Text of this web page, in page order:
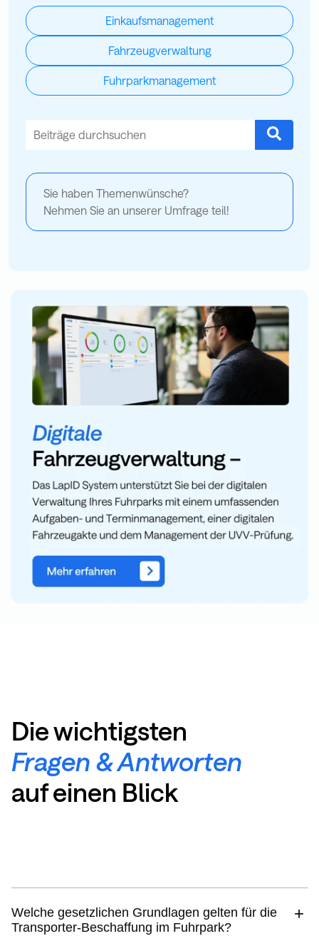
Einkaufsmanagement
Fahrzeugverwaltung
Fuhrparkmanagement
Dies ist ein Suchfeld mit einer automatischen
Sie haben Themenwünsche?
Nehmen Sie an unserer Umfrage teil!
Die wichtigsten
Fragen & Antworten
auf einen Blick
Welche gesetzlichen Grundlagen gelten für die
Transporter-Beschaffung im Fuhrpark?